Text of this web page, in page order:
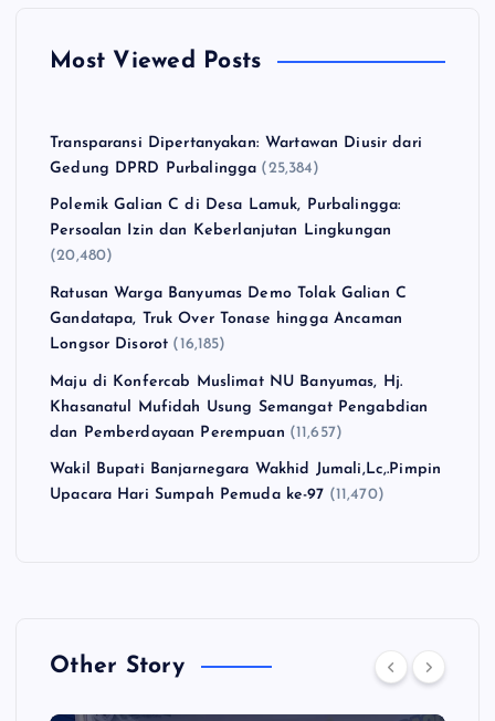
Most Viewed Posts
Transparansi Dipertanyakan: Wartawan Diusir dari
Gedung DPRD Purbalingga (25,384)
Polemik Galian C di Desa Lamuk, Purbalingga:
Persoalan Izin dan Keberlanjutan Lingkungan
(20,480)
Ratusan Warga Banyumas Demo Tolak Galian C
Gandatapa, Truk Over Tonase hingga Ancaman
Longsor Disorot (16,185)
Maju di Konfercab Muslimat NU Banyumas, Hj.
Khasanatul Mufidah Usung Semangat Pengabdian
dan Pemberdayaan Perempuan (11,657)
Wakil Bupati Banjarnegara Wakhid Jumali,Lc,.Pimpin
Upacara Hari Sumpah Pemuda ke-97 (11,470)
Other Story